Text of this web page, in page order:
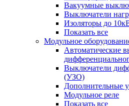
Вакуумные
Выключатели
Изоляторы до
Показать все
Модульное
Автоматические
Выключатели
(УЗО)
Дополнительные
Модульное реле
Показать все